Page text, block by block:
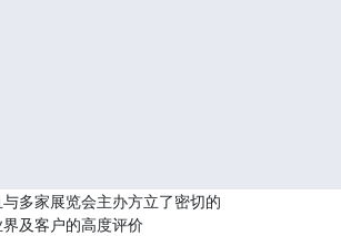
多家展览会主办方立了密切的
及客户的高度评价